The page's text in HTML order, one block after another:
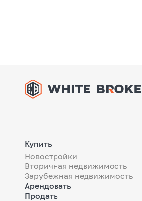
Купить
Новостройки
Вторичная недвижимость
Зарубежная недвижимость
Арендовать
Продать